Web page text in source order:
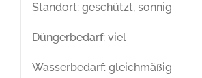
Standort: geschützt, sonnig
Düngerbedarf: viel
Wasserbedarf: gleichmäßig